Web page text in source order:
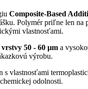
Composite-Based
Polymér priľne len
vlastnosťami.
50 - 60 µm a
výrobu.
vlastnosťami
odolnosti.